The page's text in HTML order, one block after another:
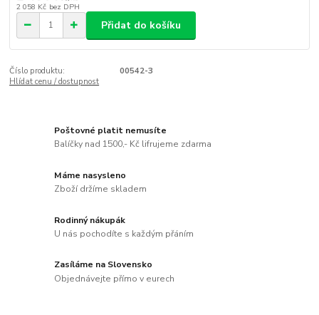
2 058 Kč bez DPH
Přidat do košíku
Číslo produktu:
00542-3
Hlídat cenu / dostupnost
Poštovné platit nemusíte
Balíčky nad 1500,- Kč lifrujeme zdarma
Máme nasysleno
Zboží držíme skladem
Rodinný nákupák
U nás pochodíte s každým přáním
Zasíláme na Slovensko
Objednávejte přímo v eurech